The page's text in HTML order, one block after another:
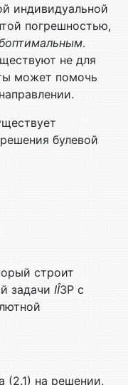
индивидуальной
погрешностью,
.
не для
может помочь
решения булевой
строит
задачи IÎЗР с
(2.1) на решении,